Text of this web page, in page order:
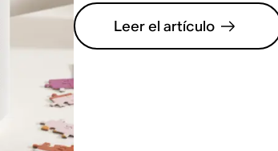
Leer el artículo